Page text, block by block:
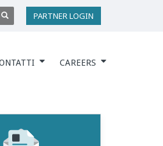
PARTNER LOGIN
CAREERS